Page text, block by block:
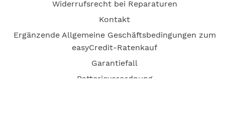
Widerrufsrecht bei Reparaturen
Kontakt
Ergänzende Allgemeine Geschäftsbedingungen zum
easyCredit-Ratenkauf
Garantiefall
Batterieverordnung